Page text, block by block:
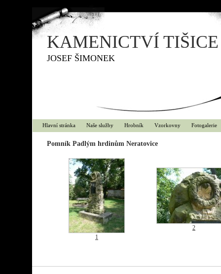
KAMENICTVÍ TIŠICE
JOSEF ŠIMONEK
Hlavní stránka Naše služby Hrobník Vzorkovny Fotogalerie
Pomník Padlým hrdinům Neratovice
1
2